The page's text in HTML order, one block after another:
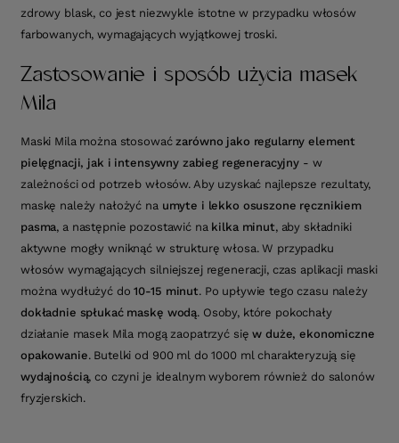
zdrowy blask, co jest niezwykle istotne w przypadku włosów
farbowanych, wymagających wyjątkowej troski.
Zastosowanie i sposób użycia masek
Mila
Maski Mila można stosowaćzarówno jako regularny element
pielęgnacji, jak i intensywny zabieg regeneracyjny - w
zależności od potrzeb włosów. Aby uzyskać najlepsze rezultaty,
maskę należy nałożyć na umyte i lekko osuszone ręcznikiem
pasma, a następnie pozostawić na kilka minut, aby składniki
aktywne mogły wniknąć w strukturę włosa. W przypadku
włosów wymagających silniejszej regeneracji, czas aplikacji maski
można wydłużyć do10-15 minut. Po upływie tego czasu należy
dokładnie spłukać maskę wodą. Osoby, które pokochały
działanie masek Mila mogą zaopatrzyć sięw duże, ekonomiczne
opakowanie. Butelki od 900 ml do 1000 ml charakteryzują się
wydajnością, co czyni je idealnym wyborem również do salonów
fryzjerskich.